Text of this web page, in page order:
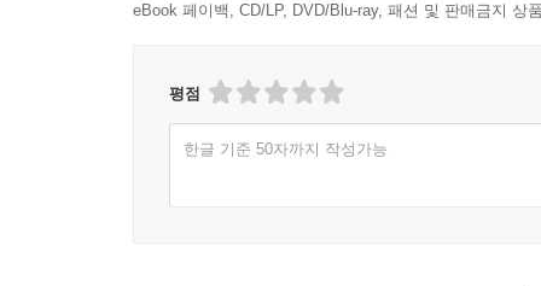
eBook 페이백, CD/LP, DVD/Blu-ray, 패션 및 판매금지 상
평점
한글 기준 50자까지 작성가능